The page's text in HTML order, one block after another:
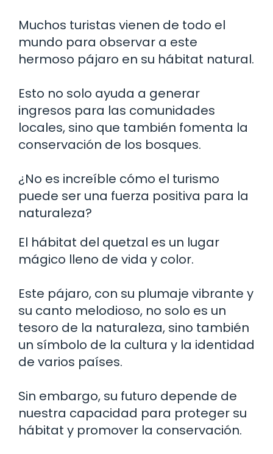
Muchos turistas vienen de todo el
mundo para observar a este
hermoso pájaro en su hábitat natural.
Esto no solo ayuda a generar
ingresos para las comunidades
locales, sino que también fomenta la
conservación de los bosques.
¿No es increíble cómo el turismo
puede ser una fuerza positiva para la
naturaleza?
El hábitat del quetzal es un lugar
mágico lleno de vida y color.
Este pájaro, con su plumaje vibrante y
su canto melodioso, no solo es un
tesoro de la naturaleza, sino también
un símbolo de la cultura y la identidad
de varios países.
Sin embargo, su futuro depende de
nuestra capacidad para proteger su
hábitat y promover la conservación.